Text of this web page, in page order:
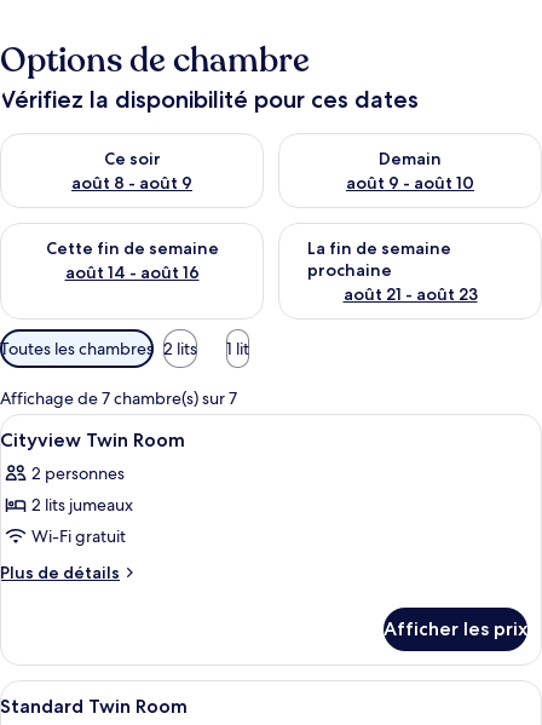
Options de chambre
Vérifiez la disponibilité pour ces dates
Ce soir
août 8 - août 9
Vérifier la disponibilité pour ce soir août 8 - août 9
Demain
août 9 - août 10
Vérifier la disponibilité pour
Cette fin de semaine
août 14 - août 16
Vérifier la disponibilité pour cette fin de semaine août 14 -
La fin de semaine
prochaine
août 21 - août 23
Vérifier la disponibilité pour
Filtres
disponibles
pour
les
chambres
Toutes les chambres 2 lits 1 lit
Affichage de 7 chambre(s) sur 7
Afficher
toutes
les
photos
pour
ce
chambre :
Cityview
Twin
Coffre-fort, rideaux
7
Cityview Twin Room
2 personnes
2 lits jumeaux
Wi-Fi gratuit
Plus de détails
Plus
Cityview
Twin
Room
Afficher les prix
Afficher
Coffre-fort, rideaux
7
Standard Twin Room